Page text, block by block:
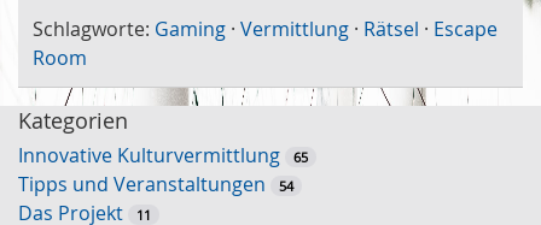
Schlagworte: Gaming · Vermittlung · Rätsel · Escape
Room
Kategorien
Innovative Kulturvermittlung 65
Tipps und Veranstaltungen 54
Das Projekt 11